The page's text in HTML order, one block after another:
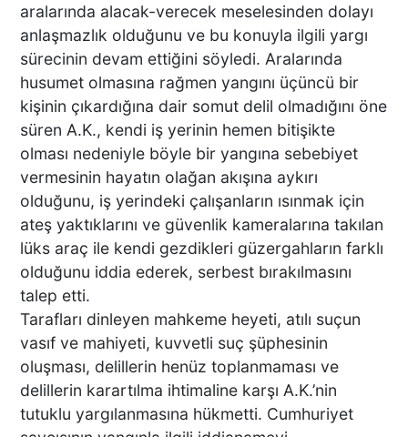
aralarında alacak-verecek meselesinden dolayı
anlaşmazlık olduğunu ve bu konuyla ilgili yargı
sürecinin devam ettiğini söyledi. Aralarında
husumet olmasına rağmen yangını üçüncü bir
kişinin çıkardığına dair somut delil olmadığını öne
süren A.K., kendi iş yerinin hemen bitişikte
olması nedeniyle böyle bir yangına sebebiyet
vermesinin hayatın olağan akışına aykırı
olduğunu, iş yerindeki çalışanların ısınmak için
ateş yaktıklarını ve güvenlik kameralarına takılan
lüks araç ile kendi gezdikleri güzergahların farklı
olduğunu iddia ederek, serbest bırakılmasını
talep etti.
Tarafları dinleyen mahkeme heyeti, atılı suçun
vasıf ve mahiyeti, kuvvetli suç şüphesinin
oluşması, delillerin henüz toplanmaması ve
delillerin karartılma ihtimaline karşı A.K.’nin
tutuklu yargılanmasına hükmetti. Cumhuriyet